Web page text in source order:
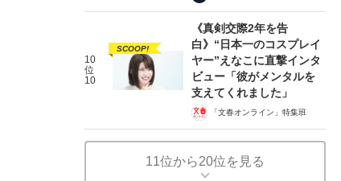
10
位
10
SCOOP!
《真剣交際2年を告
白》“日本一のコスプレイ
ヤー”えなこに直撃インタ
ビュー「彼がメンタルを
支えてくれました」
「文春オンライン」特集班
11位から20位を見る